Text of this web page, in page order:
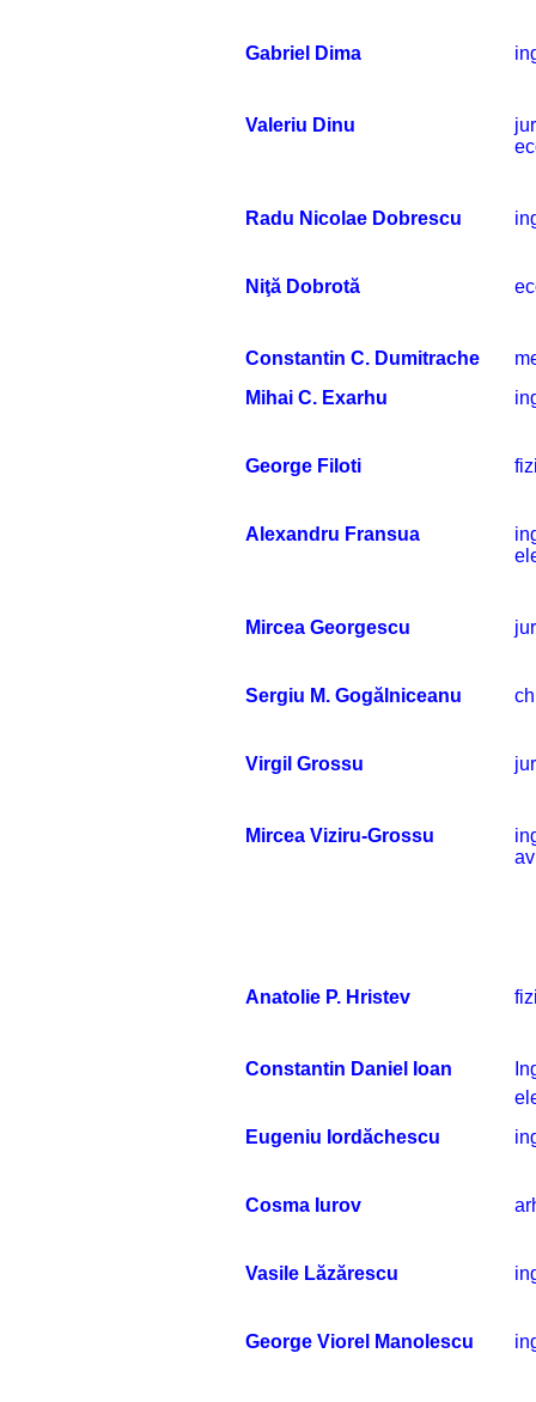
Gabriel Dima
Valeriu Dinu
Radu Nicolae Dobrescu
Niţă Dobrotă
Constantin C. Dumitrache
Mihai C. Exarhu
George Filoti
Alexandru Fransua
Mircea Georgescu
Sergiu M. Gogălniceanu
Virgil Grossu
Mircea Viziru-Grossu
Anatolie P. Hristev
Constantin Daniel Ioan
Eugeniu Iordăchescu
Cosma Iurov
Vasile Lăzărescu
George Viorel Manolescu